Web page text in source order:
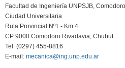
Facultad de Ingeniería UNPSJB,
Ciudad Universitaria
Ruta Provincial Nº1 - Km 4
CP 9000 Comodoro Rivadavia, Chubut
Tel: (0297) 455-8816
E-mail: mecanica@ing.unp.edu.ar